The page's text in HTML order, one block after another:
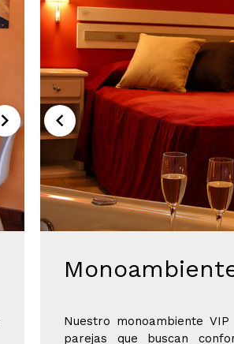
Nuestro monoambiente
parejas que buscan